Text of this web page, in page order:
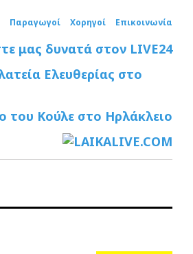
Παραγωγοί Χορηγοί Επικοινωνία